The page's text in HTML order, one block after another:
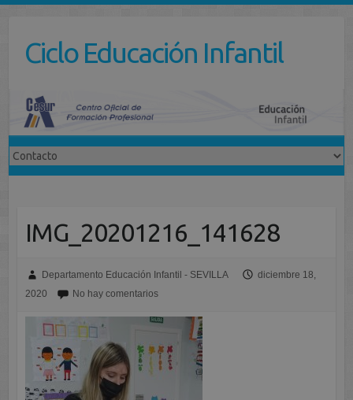
contenidoCiclo Educación Infantil
IMG_20201216_141628
Departamento Educación Infantil - SEVILLA
diciembre 18,
2020
No hay comentarios